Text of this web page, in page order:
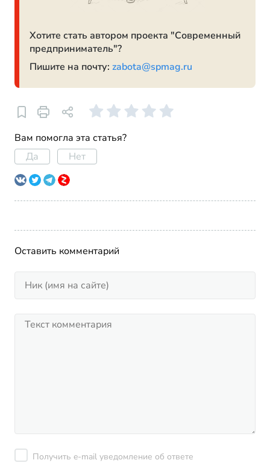
Хотите стать автором проекта "Современный
предприниматель"?
Пишите на почту: zabota@spmag.ru
Вам помогла эта статья?
Да
Нет
Оставить комментарий
Получить e-mail уведомление об ответе